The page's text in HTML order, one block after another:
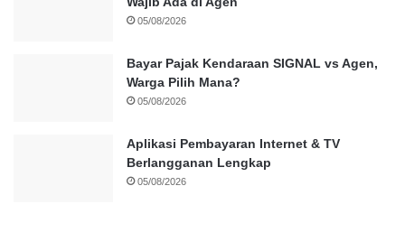
05/08/2026
Bayar Pajak Kendaraan SIGNAL vs Agen,
Warga Pilih Mana?
05/08/2026
Aplikasi Pembayaran Internet & TV
Berlangganan Lengkap
05/08/2026